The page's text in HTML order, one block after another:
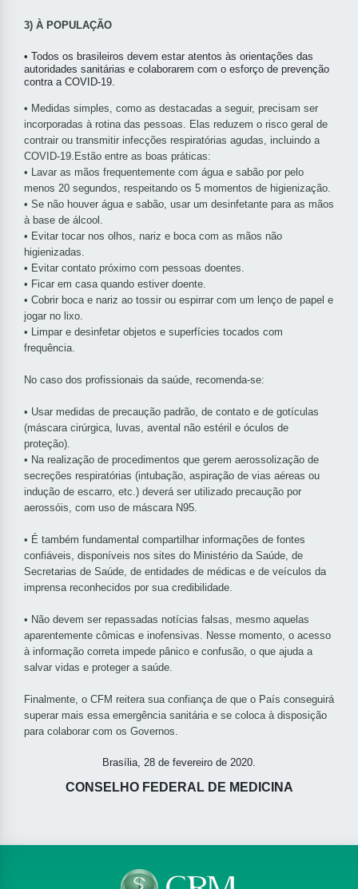
3) À POPULAÇÃO
• Todos os brasileiros devem estar atentos às orientações das
autoridades sanitárias e colaborarem com o esforço de prevenção
contra a COVID-19.
• Medidas simples, como as destacadas a seguir, precisam ser
incorporadas à rotina das pessoas. Elas reduzem o risco geral de
contrair ou transmitir infecções respiratórias agudas, incluindo a
COVID-19.Estão entre as boas práticas:
• Lavar as mãos frequentemente com água e sabão por pelo
menos 20 segundos, respeitando os 5 momentos de higienização.
• Se não houver água e sabão, usar um desinfetante para as mãos
à base de álcool.
• Evitar tocar nos olhos, nariz e boca com as mãos não
higienizadas.
• Evitar contato próximo com pessoas doentes.
• Ficar em casa quando estiver doente.
• Cobrir boca e nariz ao tossir ou espirrar com um lenço de papel e
jogar no lixo.
• Limpar e desinfetar objetos e superfícies tocados com
frequência.
No caso dos profissionais da saúde, recomenda-se:
• Usar medidas de precaução padrão, de contato e de gotículas
(máscara cirúrgica, luvas, avental não estéril e óculos de
proteção).
• Na realização de procedimentos que gerem aerossolização de
secreções respiratórias (intubação, aspiração de vias aéreas ou
indução de escarro, etc.) deverá ser utilizado precaução por
aerossóis, com uso de máscara N95.
• É também fundamental compartilhar informações de fontes
confiáveis, disponíveis nos sites do Ministério da Saúde, de
Secretarias de Saúde, de entidades de médicas e de veículos da
imprensa reconhecidos por sua credibilidade.
• Não devem ser repassadas notícias falsas, mesmo aquelas
aparentemente cômicas e inofensivas. Nesse momento, o acesso
à informação correta impede pânico e confusão, o que ajuda a
salvar vidas e proteger a saúde.
Finalmente, o CFM reitera sua confiança de que o País conseguirá
superar mais essa emergência sanitária e se coloca à disposição
para colaborar com os Governos.
Brasília, 28 de fevereiro de 2020.
CONSELHO FEDERAL DE MEDICINA